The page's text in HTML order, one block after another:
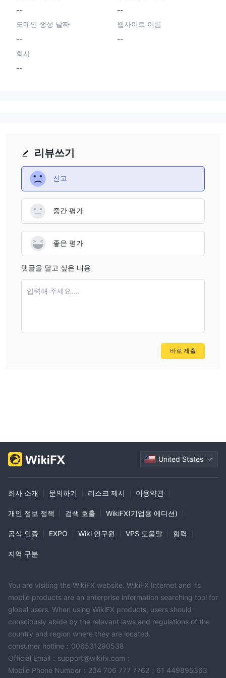
--
--
도메인 생성 날짜
--
웹사이트 이름
--
회사
--
리뷰쓰기
신고
중간 평가
좋은 평가
댓글을 달고 싶은 내용
입력해 주세요....
바로 제출
United States
회사 소개 문의하기 리스크 제시 이용약관
개인 정보 정책 검색 호출 WikiFX(기업용 에디션)
공식 인증 EXPO Wiki 연구원 VPS 도움말 협력
지역 구분
You are visiting the WikiFX website. WikiFX Internet and its
mobile products are an enterprise information searching tool for
global users. When using WikiFX products, users should
consciously abide by the relevant laws and regulations of the
country and region where they are located.
consumer hotline：006531290538
Official Email：support@wikifx.com；
Mobile Phone Number：234 706 777 7762；61 449895363